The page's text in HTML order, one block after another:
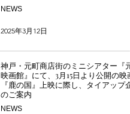
NEWS
2025年3月12日
神戸・元町商店街のミニシアター『元
映画館』にて、3月15日より公開の映画
『鹿の国』上映に際し、タイアップ
のご案内
NEWS